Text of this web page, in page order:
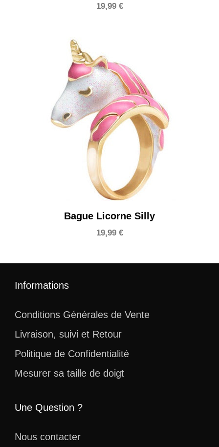
19,99 €
Bague Licorne Silly
19,99 €
Informations
Conditions Générales de Vente
Livraison, suivi et Retour
Politique de Confidentialité
Mesurer sa taille de doigt
Une Question ?
Nous contacter